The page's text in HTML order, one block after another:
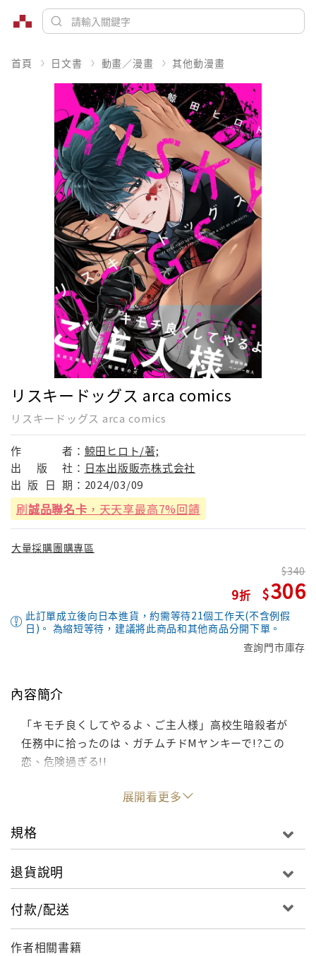
首頁 日文書 動畫／漫畫 其他動漫畫
リスキードッグス arca comics
リスキードッグス arca comics
作 者： 鯨田ヒロト/著;
出
版 社： 日本出版販売株式会社
出 版 日 期： 2024/03/09
刷誠品聯名卡 ，天天享最高7%回饋
大量採購團購專區
9
340
306
此訂單成立後向日本進貨，約需等待21個工作天(不含例假
日)。 為縮短等待，建議將此商品和其他商品分開下單。
查詢門市庫存
內容簡介
「キモチ良くしてやるよ、ご主人様」高校生暗殺者が
任務中に拾ったのは、ガチムチドMヤンキーで!?この
恋、危険過ぎる!!
展開看更多
規格
退貨說明
付款/配送
作者相關書籍